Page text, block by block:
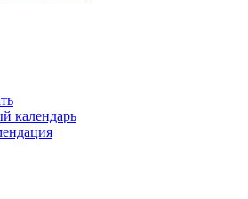
календарь